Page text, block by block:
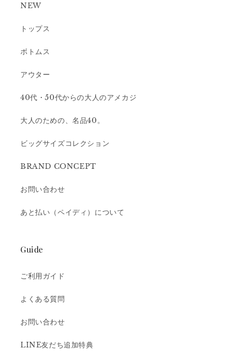
NEW
トップス
ボトムス
アウター
40代・50代からの大人のアメカジ
大人のための、名品40。
ビッグサイズコレクション
BRAND CONCEPT
お問い合わせ
あと払い（ペイディ）について
Guide
ご利用ガイド
よくある質問
お問い合わせ
LINE友だち追加特典